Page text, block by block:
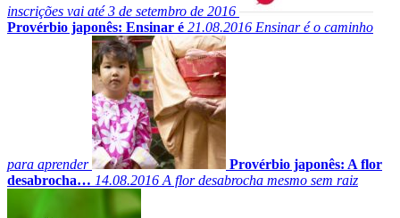
inscrições vai até 3 de setembro de 2016
Provérbio japonês: Ensinar é 21.08.2016 Ensinar é o caminho
para aprender
Provérbio japonês: A flor
desabrocha… 14.08.2016 A flor desabrocha mesmo sem raiz